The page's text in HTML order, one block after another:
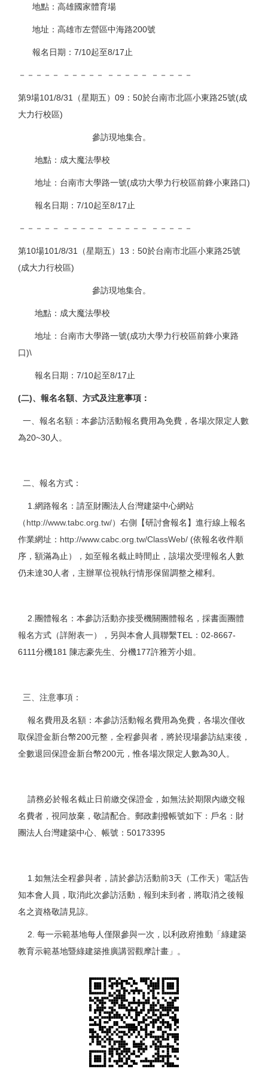
地點：高雄國家體育場
地址：高雄市左營區中海路200號
報名日期：7/10起至8/17止
－－－－－ －－－－－ －－－－－ －－－－－
第9場101/8/31（星期五）09：50於台南市北區小東路25號(成
大力行校區)
參訪現地集合。
地點：成大魔法學校
地址：台南市大學路一號(成功大學力行校區前鋒小東路口)
報名日期：7/10起至8/17止
－－－－－ －－－－－ －－－－－ －－－－－
第10場101/8/31（星期五）13：50於台南市北區小東路25號
(成大力行校區)
參訪現地集合。
地點：成大魔法學校
地址：台南市大學路一號(成功大學力行校區前鋒小東路
口)\
報名日期：7/10起至8/17止
(二)、報名名額、方式及注意事項：
一、報名名額：本參訪活動報名費用為免費，各場次限定人數
為20~30人。
二、報名方式：
1.網路報名：請至財團法人台灣建築中心網站
（http://www.tabc.org.tw/）右側【研討會報名】進行線上報名
作業網址： http://www.cabc.org.tw/ClassWeb/ (依報名收件順
序，額滿為止），如至報名截止時間止，該場次受理報名人數
仍未達30人者，主辦單位視執行情形保留調整之權利。
2.團體報名：本參訪活動亦接受機關團體報名，採書面團體
報名方式（詳附表一），另與本會人員聯繫TEL：02-8667-
6111分機181 陳志豪先生、分機177許雅芳小姐。
三、注意事項：
報名費用及名額：本參訪活動報名費用為免費，各場次僅收
取保證金新台幣200元整，全程參與者，將於現場參訪結束後，
全數退回保證金新台幣200元，惟各場次限定人數為30人。
請務必於報名截止日前繳交保證金，如無法於期限內繳交報
名費者，視同放棄，敬請配合。郵政劃撥帳號如下：戶名：財
團法人台灣建築中心、帳號：50173395
1.如無法全程參與者，請於參訪活動前3天（工作天）電話告
知本會人員，取消此次參訪活動，報到未到者，將取消之後報
名之資格敬請見諒。
2. 每一示範基地每人僅限參與一次，以利政府推動「綠建築
教育示範基地暨綠建築推廣講習觀摩計畫」。